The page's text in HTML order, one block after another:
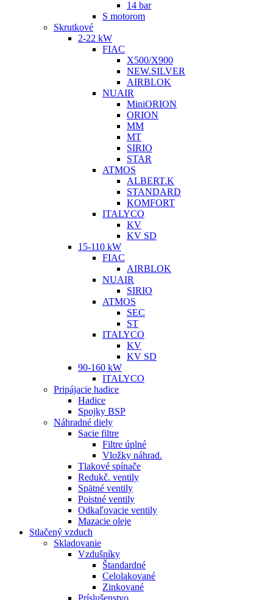
14 bar
S motorom
Skrutkové
2-22 kW
FIAC
X500/X900
NEW.SILVER
AIRBLOK
NUAIR
MiniORION
ORION
MM
MT
SIRIO
STAR
ATMOS
ALBERT.K
STANDARD
KOMFORT
ITALYCO
KV
KV SD
15-110 kW
FIAC
AIRBLOK
NUAIR
SIRIO
ATMOS
SEC
ST
ITALYCO
KV
KV SD
90-160 kW
ITALYCO
Pripájacie hadice
Hadice
Spojky BSP
Náhradné diely
Sacie filtre
Filtre úplné
Vložky náhrad.
Tlakové spínače
Redukč. ventily
Spätné ventily
Poistné ventily
Odkaľovacie ventily
Mazacie oleje
Stlačený vzduch
Skladovanie
Vzdušníky
Štandardné
Celolakované
Zinkované
Príslušenstvo